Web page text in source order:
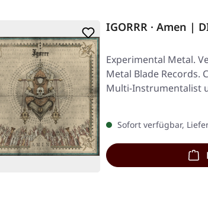
IGORRR · Amen |
Experimental Metal.
Metal Blade Records.
Multi-Instrumentalist
Sofort verfügbar,